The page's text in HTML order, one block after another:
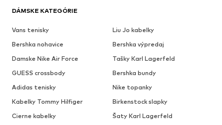
DÁMSKE KATEGÓRIE
Vans tenisky
Liu Jo kabelky
Bershka nohavice
Bershka výpredaj
Damske Nike Air Force
Tašky Karl Lagerfeld
GUESS crossbody
Bershka bundy
Adidas tenisky
Nike topanky
Kabelky Tommy Hilfiger
Birkenstock slapky
Cierne kabelky
Šaty Karl Lagerfeld